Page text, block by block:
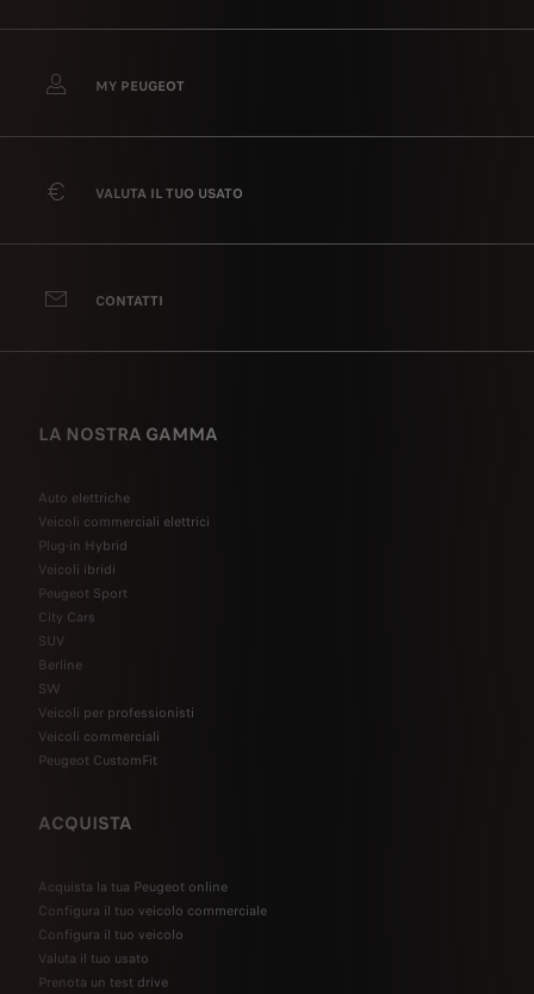
MY PEUGEOT
VALUTA IL TUO USATO
CONTATTI
LA NOSTRA GAMMA
Auto elettriche
Veicoli commerciali elettrici
Plug-in Hybrid
Veicoli ibridi
Peugeot Sport
City Cars
SUV
Berline
SW
Veicoli per professionisti
Veicoli commerciali
Peugeot CustomFit
ACQUISTA
Acquista la tua Peugeot online
Configura il tuo veicolo commerciale
Configura il tuo veicolo
Valuta il tuo usato
Prenota un test drive